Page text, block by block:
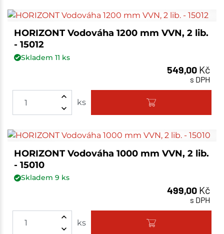
HORIZONT Vodováha 1200 mm VVN, 2 lib.
- 15012
Skladem 11 ks
549,00 Kč
s DPH
ks
HORIZONT Vodováha 1000 mm VVN, 2 lib.
- 15010
Skladem 9 ks
499,00 Kč
s DPH
ks